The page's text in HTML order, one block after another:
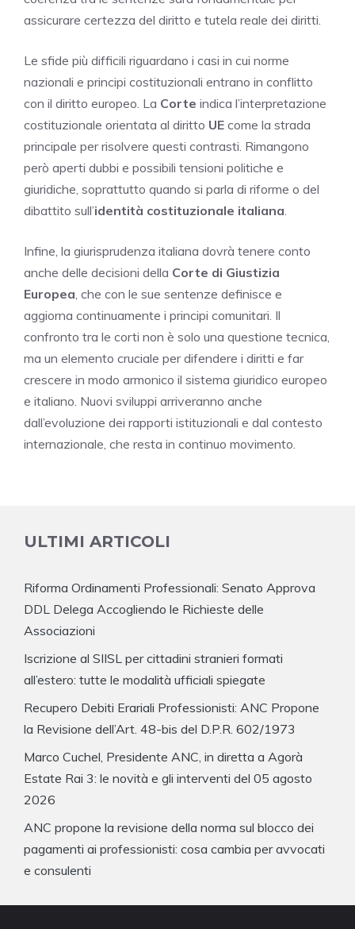
assicurare certezza del diritto e tutela reale dei diritti.
Le sfide più difficili riguardano i casi in cui norme
nazionali e principi costituzionali entrano in conflitto
con il diritto europeo. La Corte indica l’interpretazione
costituzionale orientata al diritto UE come la strada
principale per risolvere questi contrasti. Rimangono
però aperti dubbi e possibili tensioni politiche e
giuridiche, soprattutto quando si parla di riforme o del
dibattito sull’identità costituzionale italiana
Infine, la giurisprudenza italiana dovrà tenere conto
anche delle decisioni della Corte di Giustizia
Europea , che con le sue sentenze definisce e
aggiorna continuamente i principi comunitari. Il
confronto tra le corti non è solo una questione tecnica,
ma un elemento cruciale per difendere i diritti e far
crescere in modo armonico il sistema giuridico europeo
e italiano. Nuovi sviluppi arriveranno anche
dall’evoluzione dei rapporti istituzionali e dal contesto
internazionale, che resta in continuo movimento.
ULTIMI ARTICOLI
Riforma Ordinamenti Professionali: Senato Approva
DDL Delega Accogliendo le Richieste delle
Associazioni
Iscrizione al SIISL per cittadini stranieri formati
all’estero: tutte le modalità ufficiali spiegate
Recupero Debiti Erariali Professionisti: ANC Propone
la Revisione dell’Art. 48-bis del D.P.R. 602/1973
Marco Cuchel, Presidente ANC, in diretta a Agorà
Estate Rai 3: le novità e gli interventi del 05 agosto
2026
ANC propone la revisione della norma sul blocco dei
pagamenti ai professionisti: cosa cambia per avvocati
e consulenti